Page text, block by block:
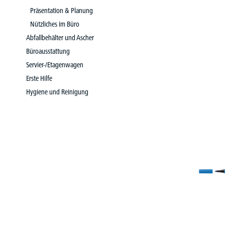
Präsentation & Planung
Nützliches im Büro
Abfallbehälter und Ascher
Büroausstattung
Servier-/Etagenwagen
Erste Hilfe
Hygiene und Reinigung